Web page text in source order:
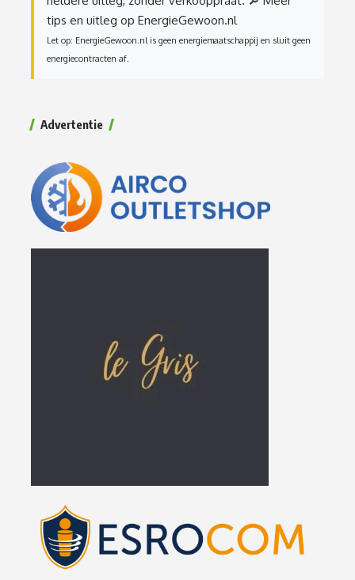
tips en uitleg op EnergieGewoon.nl
Let op: EnergieGewoon.nl is geen energiemaatschappij en sluit geen
energiecontracten af.
Advertentie